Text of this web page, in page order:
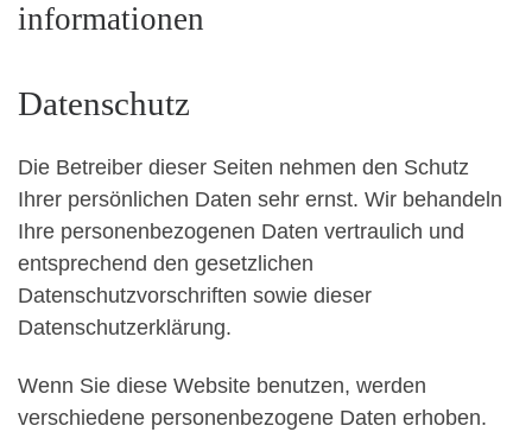
informationen
Datenschutz
Die Betreiber dieser Seiten nehmen den Schutz
Ihrer persönlichen Daten sehr ernst. Wir behandeln
Ihre personenbezogenen Daten vertraulich und
entsprechend den gesetzlichen
Datenschutzvorschriften sowie dieser
Datenschutzerklärung.
Wenn Sie diese Website benutzen, werden
verschiedene personenbezogene Daten erhoben.